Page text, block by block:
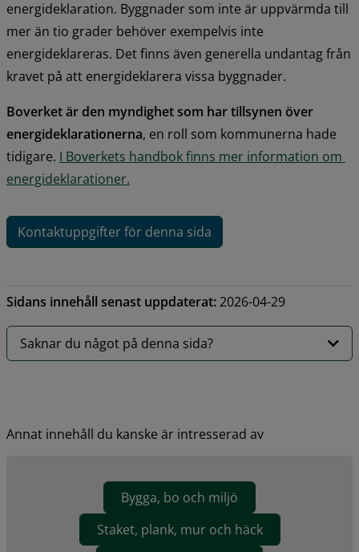
energideklaration. Byggnader som inte är uppvärmda till
mer än tio grader behöver exempelvis inte
energideklareras. Det finns även generella undantag från
kravet på att energideklarera vissa byggnader.
Boverket är den myndighet som har tillsynen över
energideklarationerna, en roll som kommunerna hade
tidigare. I Boverkets handbok finns mer information om
energideklarationer.
Kontaktuppgifter för denna sida
Sidans innehåll senast uppdaterat:2026-04-29
Saknar du något på denna sida?
Annat innehåll du kanske är intresserad av
Bygga, bo och miljö
Staket, plank, mur och häck